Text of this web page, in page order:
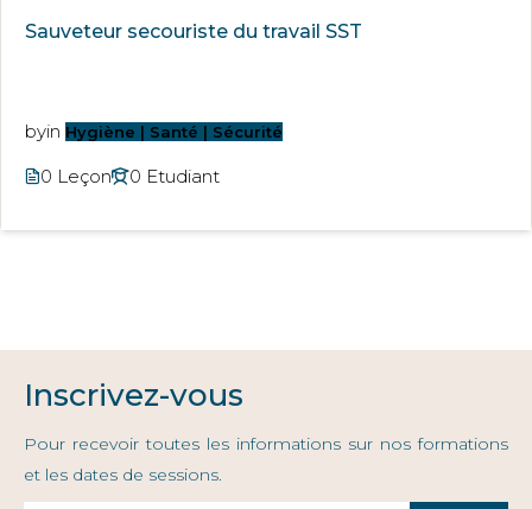
Sauveteur secouriste du travail SST
byin Hygiène | Santé | Sécurité
0 Leçon 0 Etudiant
Inscrivez-vous
Pour recevoir toutes les informations sur nos formations
et les dates de sessions.